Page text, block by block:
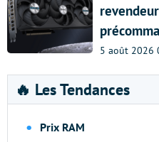
5 août 2026
🔥 Les Tendances
Prix RAM